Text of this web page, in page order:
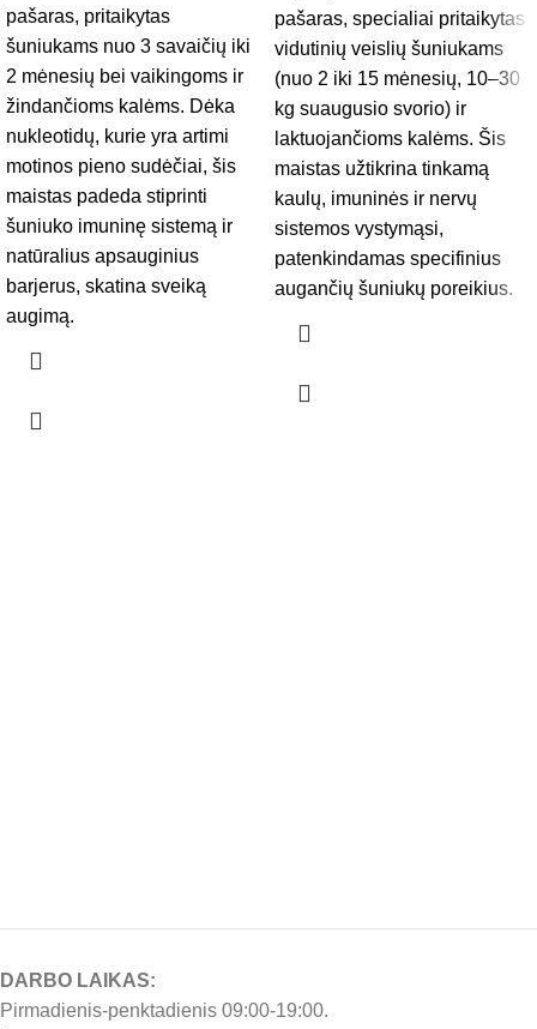
pašaras, pritaikytas
šuniukams nuo 3 savaičių iki
2 mėnesių bei vaikingoms ir
žindančioms kalėms. Dėka
nukleotidų, kurie yra artimi
motinos pieno sudėčiai, šis
maistas padeda stiprinti
šuniuko imuninę sistemą ir
natūralius apsauginius
barjerus, skatina sveiką
augimą.
pašaras, specialiai pritaikytas
vidutinių veislių šuniukams
(nuo 2 iki 15 mėnesių, 10–30
kg suaugusio svorio) ir
laktuojančioms kalėms. Šis
maistas užtikrina tinkamą
kaulų, imuninės ir nervų
sistemos vystymąsi,
patenkindamas specifinius
augančių šuniukų poreikius.
DARBO LAIKAS:
Pirmadienis-penktadienis 09:00-19:00.